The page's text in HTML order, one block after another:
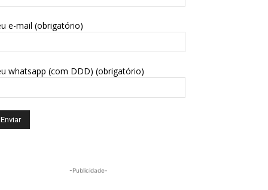
e-mail (obrigatório)
whatsapp (com DDD) (obrigatório)
-Publicidade-